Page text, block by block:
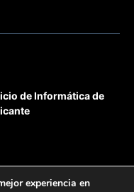
de Informática de
experiencia en